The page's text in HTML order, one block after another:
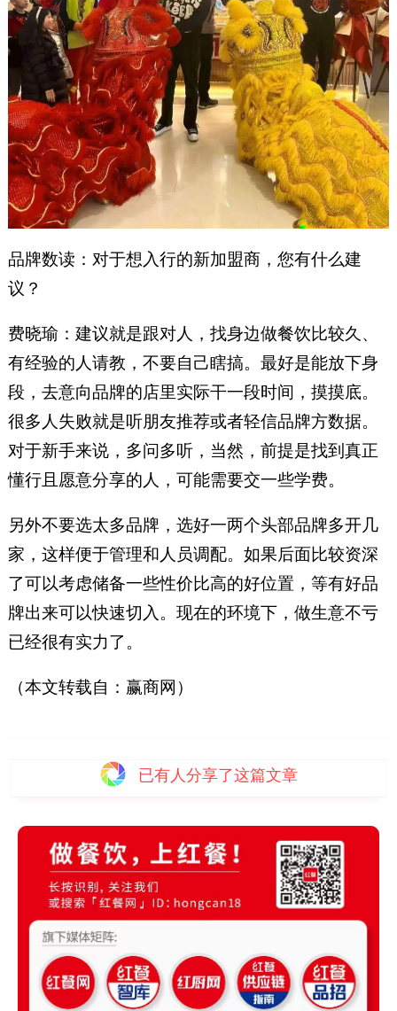
品牌数读：对于想入行的新加盟商，您有什么建
议？
费晓瑜：建议就是跟对人，找身边做餐饮比较久、
有经验的人请教，不要自己瞎搞。最好是能放下身
段，去意向品牌的店里实际干一段时间，摸摸底。
很多人失败就是听朋友推荐或者轻信品牌方数据。
对于新手来说，多问多听，当然，前提是找到真正
懂行且愿意分享的人，可能需要交一些学费。
另外不要选太多品牌，选好一两个头部品牌多开几
家，这样便于管理和人员调配。如果后面比较资深
了可以考虑储备一些性价比高的好位置，等有好品
牌出来可以快速切入。现在的环境下，做生意不亏
已经很有实力了。
（本文转载自：赢商网）
已有人分享了这篇文章